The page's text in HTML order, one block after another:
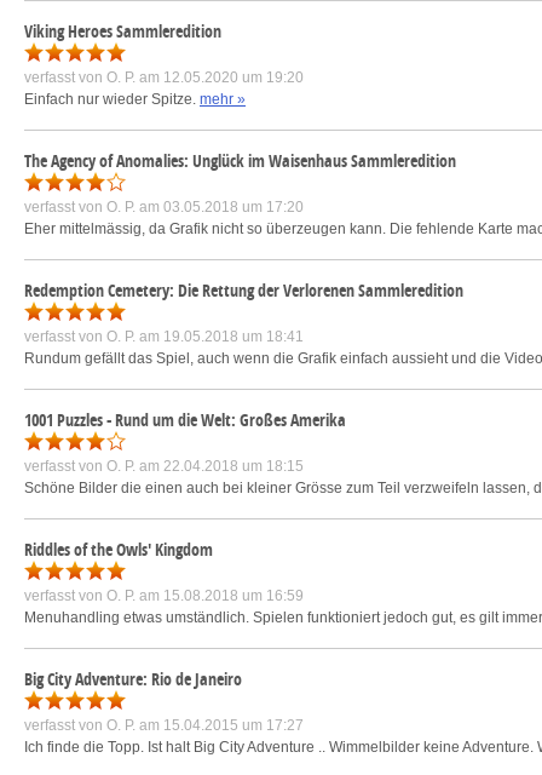
Viking Heroes Sammleredition
verfasst von O. P. am 12.05.2020 um 19:20
Einfach nur wieder Spitze. mehr »
The Agency of Anomalies: Unglück im Waisenhaus Sammleredition
verfasst von O. P. am 03.05.2018 um 17:20
Eher mittelmässig, da Grafik nicht so überzeugen kann. Die fehlende Karte
Redemption Cemetery: Die Rettung der Verlorenen Sammleredition
verfasst von O. P. am 19.05.2018 um 18:41
Rundum gefällt das Spiel, auch wenn die Grafik einfach aussieht und die
1001 Puzzles - Rund um die Welt: Großes Amerika
verfasst von O. P. am 22.04.2018 um 18:15
Schöne Bilder die einen auch bei kleiner Grösse zum Teil verzweifeln
Riddles of the Owls' Kingdom
verfasst von O. P. am 15.08.2018 um 16:59
Menuhandling etwas umständlich. Spielen funktioniert jedoch gut, es gilt
Big City Adventure: Rio de Janeiro
verfasst von O. P. am 15.04.2015 um 17:27
Ich finde die Topp. Ist halt Big City Adventure .. Wimmelbilder keine